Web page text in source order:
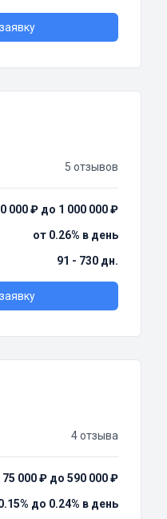
5 отзывов
000 ₽ до 1 000 000 ₽
от 0.26% в день
91 - 730 дн.
4 отзыва
75 000 ₽ до 590 000 ₽
до 0.24% в день